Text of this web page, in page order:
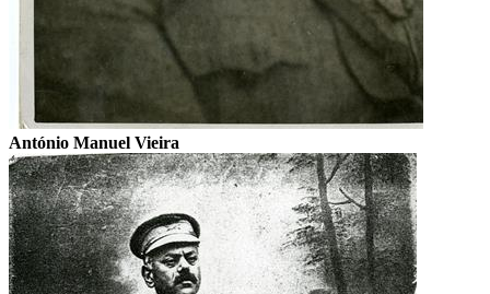
António Manuel Vieira